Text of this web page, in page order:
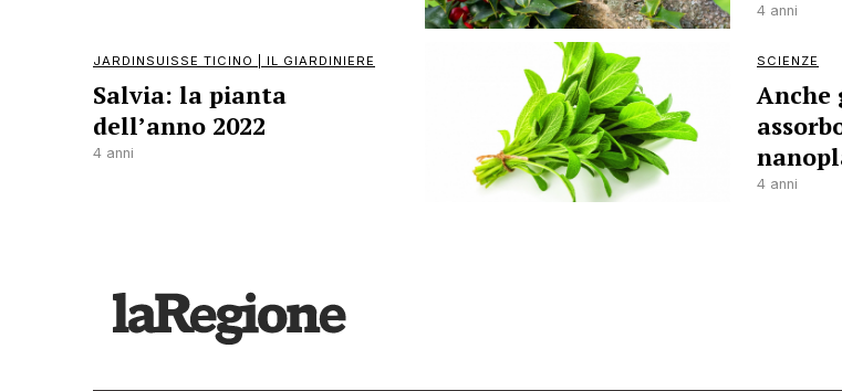
4 anni
JARDINSUISSE TICINO | IL GIARDINIERE
Salvia: la pianta
dell’anno 2022
4 anni
SCIENZE
Anche
4 anni